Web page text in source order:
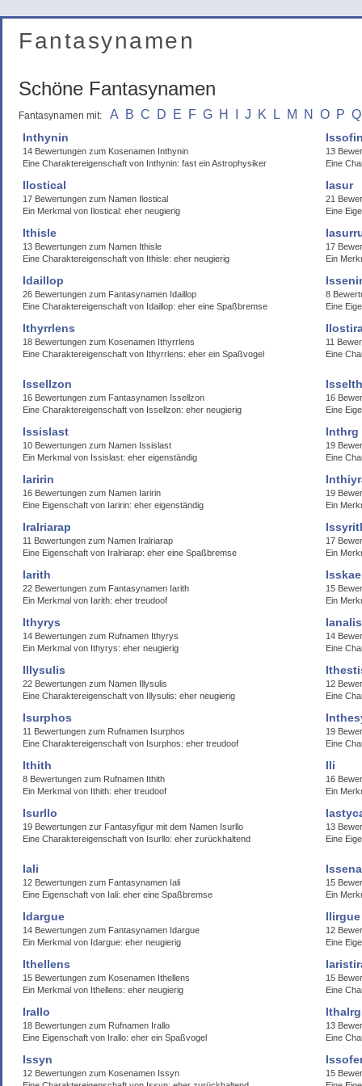
Fantasynamen
Schöne Fantasynamen
Fantasynamen mit: A B C D E F G H J K L M N O P Q
Inthynin
14 Bewertungen zum Kosenamen Inthynin
Eine Charaktereigenschaft von Inthynin: fast ein Astrophysiker
13
Eine
Ilostical
17 Bewertungen zum Namen Ilostical
Ein Merkmal von Ilostical: eher neugierig
Iasur
21
Eine
Ithisle
13 Bewertungen zum Namen Ithisle
Eine Charaktereigenschaft von Ithisle: eher neugierig
17
Ein
Idaillop
26 Bewertungen zum Fantasynamen Idaillop
Eine Charaktereigenschaft von Idaillop: eher eine Spaßbremse
8
Eine
Ithyrrlens
18 Bewertungen zum Kosenamen Ithyrrlens
Eine Charaktereigenschaft von Ithyrrlens: eher ein Spaßvogel
11
Eine
Issellzon
16 Bewertungen zum Fantasynamen Issellzon
Eine Charaktereigenschaft von Issellzon: eher neugierig
16
Eine
Issislast
10 Bewertungen zum Namen Issislast
Ein Merkmal von Issislast: eher eigenständig
Inthrg
19
Eine
Iaririn
16 Bewertungen zum Namen Iaririn
Eine Eigenschaft von Iaririn: eher eigenständig
19
Ein
Iralriarap
11 Bewertungen zum Namen Iralriarap
Eine Eigenschaft von Iralriarap: eher eine Spaßbremse
17
Ein
Iarith
22 Bewertungen zum Fantasynamen Iarith
Ein Merkmal von Iarith: eher treudoof
15
Ein
Ithyrys
14 Bewertungen zum Rufnamen Ithyrys
Ein Merkmal von Ithyrys: eher neugierig
Ianalis
14
Eine
Illysulis
22 Bewertungen zum Namen Illysulis
Eine Charaktereigenschaft von Illysulis: eher neugierig
12
Eine
Isurphos
11 Bewertungen zum Rufnamen Isurphos
Eine Charaktereigenschaft von Isurphos: eher treudoof
19
Eine
Ithith
8 Bewertungen zum Rufnamen Ithith
Ein Merkmal von Ithith: eher treudoof
Ili
16
Ein
Isurllo
19 Bewertungen zur Fantasyfigur mit dem Namen Isurllo
Eine Charaktereigenschaft von Isurllo: eher zurückhaltend
13
Eine
Iali
12 Bewertungen zum Fantasynamen Iali
Eine Eigenschaft von Iali: eher eine Spaßbremse
15
Ein
Idargue
14 Bewertungen zum Fantasynamen Idargue
Ein Merkmal von Idargue: eher neugierig
Ilirgue
12
Eine
Ithellens
15 Bewertungen zum Kosenamen Ithellens
Ein Merkmal von Ithellens: eher neugierig
15
Eine
Irallo
18 Bewertungen zum Rufnamen Irallo
Eine Eigenschaft von Irallo: eher ein Spaßvogel
Ithalrg
13
Eine
Issyn
12 Bewertungen zum Kosenamen Issyn
15